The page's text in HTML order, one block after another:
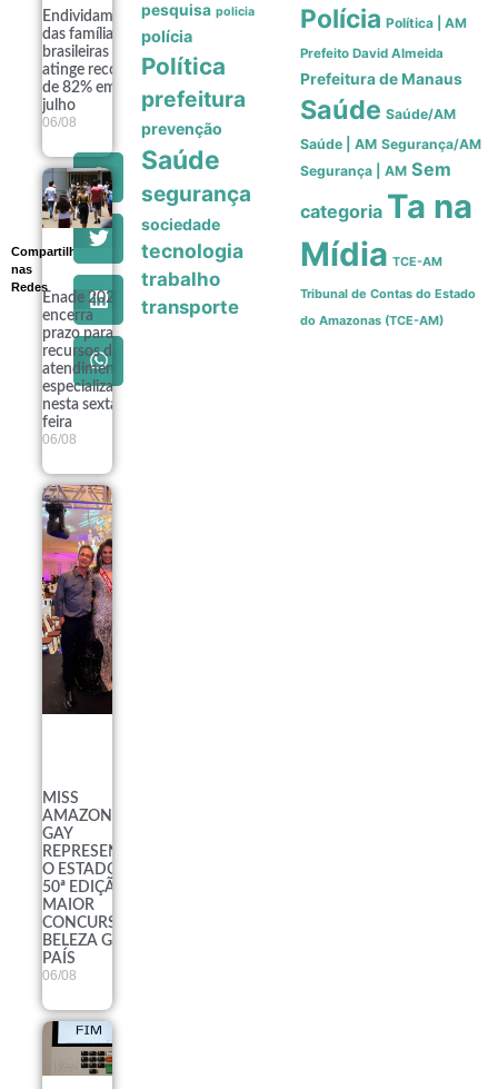
Compartilhe
nas
Redes
Endividamento
das famílias
brasileiras
atinge recorde
de 82% em
julho
06/08
Enade 2026
encerra
prazo para
recursos de
atendimento
especializado
nesta sexta-
feira
06/08
MISS
AMAZONAS
GAY
REPRESENTARÁ
O ESTADO NA
50ª EDIÇÃO DO
MAIOR
CONCURSO DE
BELEZA GAY DO
PAÍS
06/08
pesquisa policia
polícia
Política
prefeitura
prevenção
Saúde
segurança
sociedade
tecnologia
trabalho
transporte
Polícia Política | AM
Prefeito David Almeida
Prefeitura de Manaus
Saúde Saúde/AM
Saúde | AM Segurança/AM
Segurança | AM Sem
categoria Ta na
Mídia TCE-AM
Tribunal de Contas do Estado
do Amazonas (TCE-AM)